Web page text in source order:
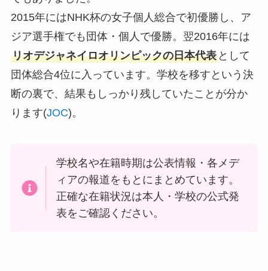
2015年にはNHK杯の女子個人総合で初優勝し、ア
ジア選手権でも団体・個人で優勝。翌2016年には
リオデジャネイロオリンピックの日本代表として
団体総合4位に入っています。学校を移すという決
断の裏で、結果もしっかり残していたことが分か
ります(JOC)。
学校名や在籍時期は公表情報・各メデ
ィアの報道をもとにまとめています。
正確な在籍状況は本人・学校の公式発
表をご確認ください。